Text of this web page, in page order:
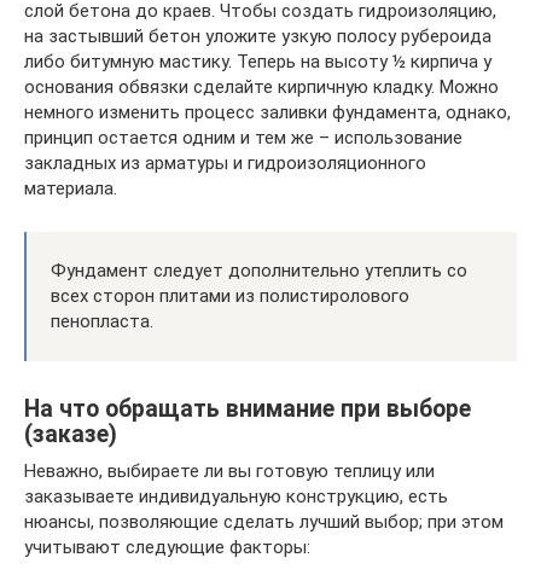
слой бетона до краев. Чтобы создать гидроизоляцию,
на застывший бетон уложите узкую полосу рубероида
либо битумную мастику. Теперь на высоту ½ кирпича у
основания обвязки сделайте кирпичную кладку. Можно
немного изменить процесс заливки фундамента, однако,
принцип остается одним и тем же – использование
закладных из арматуры и гидроизоляционного
материала.
Фундамент следует дополнительно утеплить со
всех сторон плитами из полистиролового
пенопласта.
На что обращать внимание при выборе
(заказе)
Неважно, выбираете ли вы готовую теплицу или
заказываете индивидуальную конструкцию, есть
нюансы, позволяющие сделать лучший выбор; при этом
учитывают следующие факторы: